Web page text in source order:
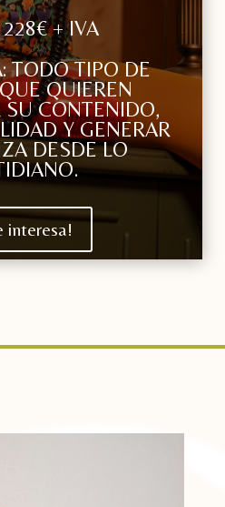
+ IVA
TODO TIPO DE
QUIEREN
CONTENIDO,
Y GENERAR
DESDE LO
interesa!